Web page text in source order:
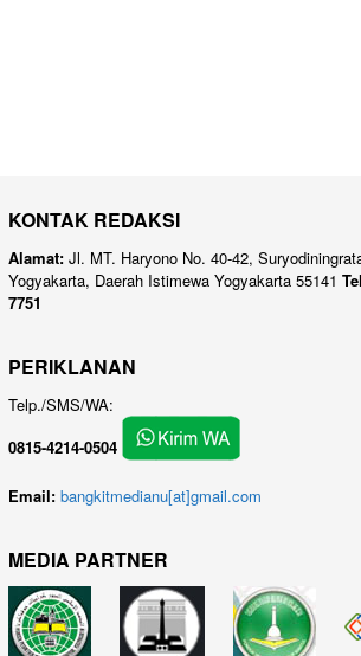
KONTAK REDAKSI
Alamat: Jl. MT. Haryono No. 40-42,
Yogyakarta, Daerah Istimewa Yogyakarta 55141
7751
PERIKLANAN
Telp./SMS/WA:
0815-4214-0504
Email: bangkitmedianu[at]gmail.com
MEDIA PARTNER